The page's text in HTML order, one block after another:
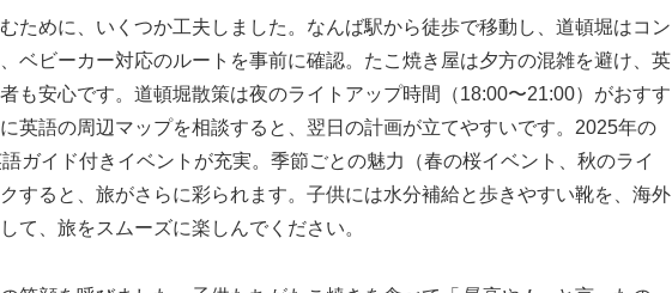
ために、いくつか工夫しました。なんば駅から徒歩で移動し、道頓堀はコン
ベビーカー対応のルートを事前に確認。たこ焼き屋は夕方の混雑を避け、英
も安心です。道頓堀散策は夜のライトアップ時間（18:00〜21:00）がおすす
英語の周辺マップを相談すると、翌日の計画が立てやすいです。2025年の
ガイド付きイベントが充実。季節ごとの魅力（春の桜イベント、秋のライ
すると、旅がさらに彩られます。子供には水分補給と歩きやすい靴を、海外
て、旅をスムーズに楽しんでください。